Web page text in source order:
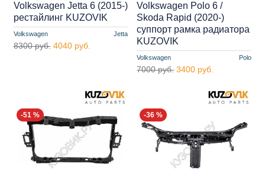
Volkswagen Jetta
Volkswagen Jetta 6 (2015-)
рестайлинг KUZOVIK
8300 руб. 4040 руб.
Volkswagen Polo
Volkswagen Polo 6 /
Skoda Rapid (2020-)
суппорт рамка радиатора
KUZOVIK
7000 руб. 3400 руб.
-51 % -36 %